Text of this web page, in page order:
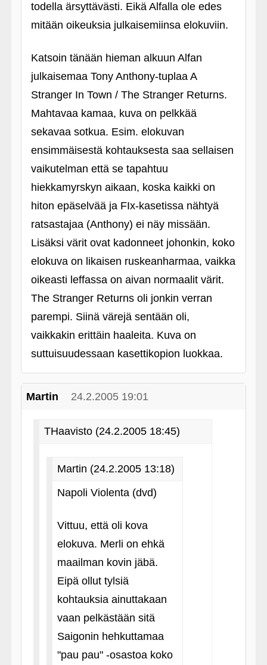
todella ärsyttävästi. Eikä Alfalla ole edes
mitään oikeuksia julkaisemiinsa elokuviin.
Katsoin tänään hieman alkuun Alfan
julkaisemaa Tony Anthony-tuplaa A
Stranger In Town / The Stranger Returns.
Mahtavaa kamaa, kuva on pelkkää
sekavaa sotkua. Esim. elokuvan
ensimmäisestä kohtauksesta saa sellaisen
vaikutelman että se tapahtuu
hiekkamyrskyn aikaan, koska kaikki on
hiton epäselvää ja FIx-kasetissa nähtyä
ratsastajaa (Anthony) ei näy missään.
Lisäksi värit ovat kadonneet johonkin, koko
elokuva on likaisen ruskeanharmaa, vaikka
oikeasti leffassa on aivan normaalit värit.
The Stranger Returns oli jonkin verran
parempi. Siinä värejä sentään oli,
vaikkakin erittäin haaleita. Kuva on
suttuisuudessaan kasettikopion luokkaa.
Martin 24.2.2005 19:01
THaavisto (24.2.2005 18:45)
Martin (24.2.2005 13:18)
Napoli Violenta (dvd)
Vittuu, että oli kova
elokuva. Merli on ehkä
maailman kovin jäbä.
Eipä ollut tylsiä
kohtauksia ainuttakaan
vaan pelkästään sitä
Saigonin hehkuttamaa
"pau pau" ‑osastoa koko